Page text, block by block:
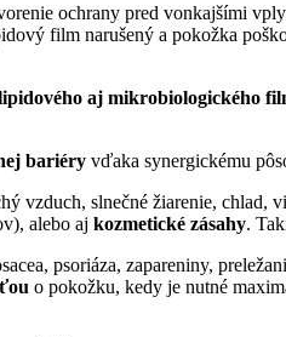
ochrany pred vonkajšími
film narušený a pokožka
aj mikrobiologického
bariéry vďaka synergickému
vzduch, slnečné žiarenie, chlad,
alebo aj kozmetické zásahy.
psoriáza, zapareniny,
o pokožku, kedy je nutné